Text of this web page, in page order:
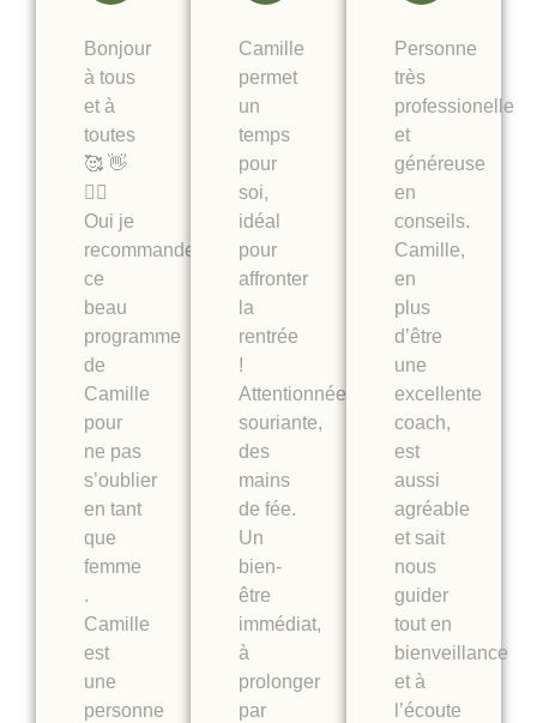
Bonjour
à tous
et à
toutes
🥰 👋
🧘‍♀️
Oui je
recommande
ce
beau
programme
de
Camille
pour
ne pas
s’oublier
en tant
que
femme
.
Camille
est
une
personne
Camille
permet
un
temps
pour
soi,
idéal
pour
affronter
la
rentrée
!
Attentionnée,
souriante,
des
mains
de fée.
Un
bien-
être
immédiat,
à
prolonger
par
Personne
très
professionelle
et
généreuse
en
conseils.
Camille,
en
plus
d’être
une
excellente
coach,
est
aussi
agréable
et sait
nous
guider
tout en
bienveillance
et à
l’écoute